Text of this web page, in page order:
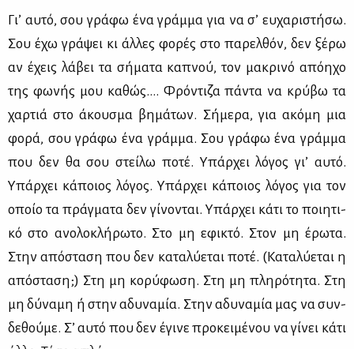
Γι’ αυ­τό, σου γρά­φω ένα γράμ­μα για να σ’ ευ­χα­ρι­στή­σω.
Σου έχω γρά­ψει κι άλ­λες φο­ρές στο πα­ρελ­θόν, δεν ξέ­ρω
αν έχεις λά­βει τα σή­μα­τα κα­πνού, τον μα­κρι­νό από­η­χο
της φω­νής μου κα­θώς…. Φρό­ντι­ζα πά­ντα να κρύ­βω τα
χαρ­τιά στο άκου­σμα βη­μά­των. Σή­με­ρα, για ακό­μη μια
φο­ρά, σου γρά­φω ένα γράμ­μα. Σου γρά­φω ένα γράμ­μα
που δεν θα σου στεί­λω πο­τέ. Υπάρ­χει λό­γος γι’ αυ­τό.
Υπάρ­χει κά­ποιος λό­γος. Υπάρ­χει κά­ποιος λό­γος για τον
οποίο τα πράγ­μα­τα δεν γί­νο­νται. Υπάρ­χει κά­τι το ποι­η­τι­
κό στο ανο­λο­κλή­ρω­το. Στο μη εφι­κτό. Στον μη έρω­τα.
Στην από­στα­ση που δεν κα­τα­λύ­ε­ται πο­τέ. (Κα­τα­λύ­ε­ται η
από­στα­ση;) Στη μη κο­ρύ­φω­ση. Στη μη πλη­ρό­τη­τα. Στη
μη δύ­να­μη ή στην αδυ­να­μία. Στην αδυ­να­μία μας να συν­
δε­θού­με. Σ’ αυ­τό που δεν έγι­νε προ­κει­μέ­νου να γί­νει κά­τι